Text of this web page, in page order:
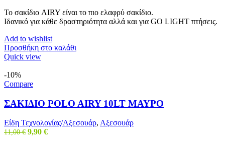
was:
11,00 €.
τιμή
είναι:
Το σακίδιο AIRY είναι το πιο ελαφρύ σακίδιο.
Ιδανικό για κάθε δραστηριότητα αλλά και για GO LIGHT πτήσεις.
Add to wishlist
Προσθήκη στο καλάθι
Quick view
-10%
Compare
ΣΑΚΙΔΙΟ POLO AIRY 10LT ΜΑΥΡΟ
Είδη Τεχνολογίας/Αξεσουάρ, Αξεσουάρ
11,00€ Original
9,90 €Η